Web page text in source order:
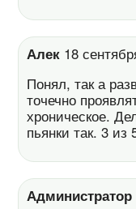
Алек 18
Понял, так а
точечно
хроническое.
пьянки так. 3 из
Администратор